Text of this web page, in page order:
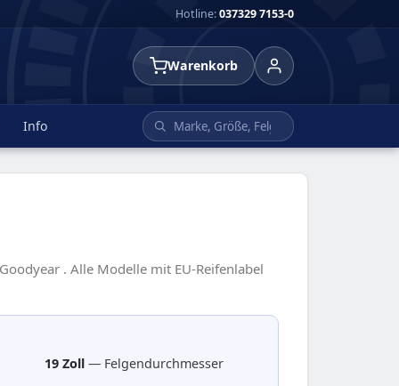
Hotline:037329 7153-0
Warenkorb
Info
. Alle Modelle mit EU-Reifenlabel
19 Zoll— Felgendurchmesser